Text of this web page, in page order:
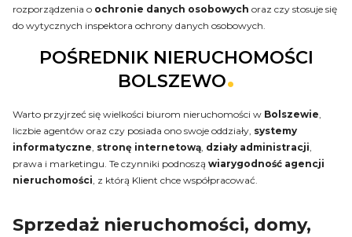
rozporządzenia o ochronie danych osobowych oraz czy stosuje się
do wytycznych inspektora ochrony danych osobowych.
POŚREDNIK NIERUCHOMOŚCI
BOLSZEWO
Warto przyjrzeć się wielkości biurom nieruchomości w Bolszewie,
liczbie agentów oraz czy posiada ono swoje oddziały, systemy
informatyczne, stronę internetową, działy administracji,
prawa i marketingu. Te czynniki podnoszą wiarygodność agencji
nieruchomości, z którą Klient chce współpracować.
Sprzedaż nieruchomości, domy,